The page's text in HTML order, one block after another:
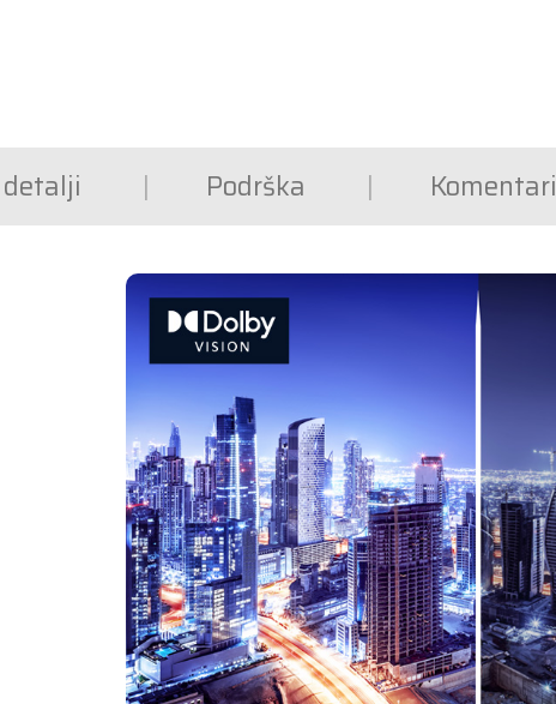
Podrška Komentari